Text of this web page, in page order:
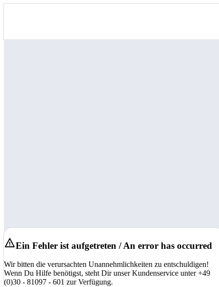
Ein Fehler ist aufgetreten / An error has occurred
Wir bitten die verursachten Unannehmlichkeiten zu entschuldigen!
Wenn Du Hilfe benötigst, steht Dir unser Kundenservice unter +49
(0)30 - 81097 - 601 zur Verfügung.